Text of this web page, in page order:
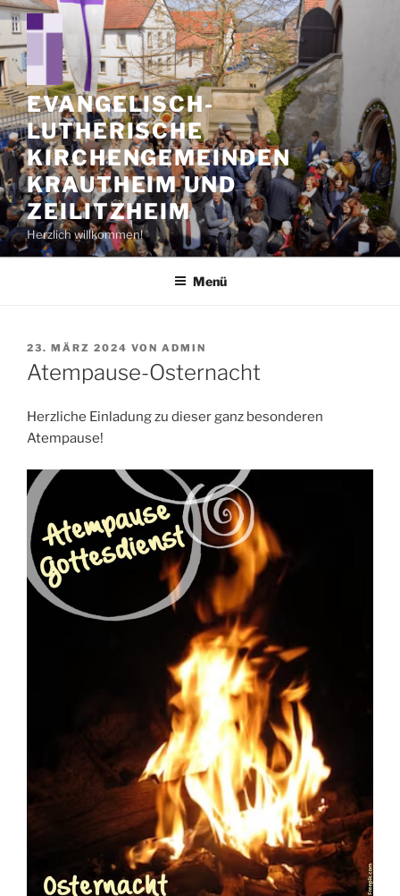
Zum
Inhalt
springen
EVANGELISCH-
LUTHERISCHE
KIRCHENGEMEINDEN
KRAUTHEIM UND
ZEILITZHEIM
Herzlich willkommen!
Menü
VERÖFFENTLICHT
AM
23. MÄRZ 2024 VON ADMIN
Atempause-Osternacht
Herzliche Einladung zu dieser ganz besonderen
Atempause!